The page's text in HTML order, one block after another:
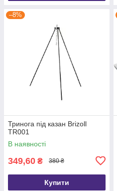
–8%
Тринога під казан Brizoll
TR001
В наявності
349,60 ₴ 380 ₴
Купити